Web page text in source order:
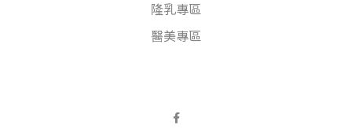
隆乳專區
醫美專區